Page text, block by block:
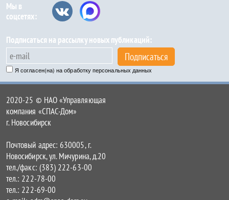
Мы в
соцсетях:
Подписаться на рассылку новых публикаций:
Подписаться
Я согласен(на) на обработку персональных данных
2020-25 © НАО «Управляющая
компания «СПАС-Дом»
г. Новосибирск
Почтовый адрес: 630005, г.
Новосибирск, ул. Мичурина, д.20
тел./факс: (383) 222-63-00
тел.: 222-78-00
тел.: 222-69-00